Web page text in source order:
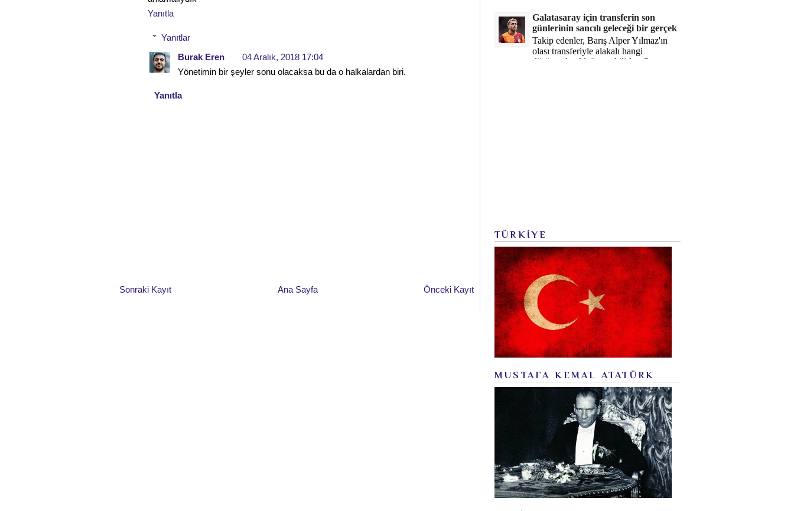
Yanıtla
Yanıtlar
Burak Eren
04 Aralık, 2018 17:04
Yönetimin bir şeyler sonu olacaksa bu da o halkalardan biri.
Yanıtla
Sonraki Kayıt Önceki Kayıt
Ana Sayfa
bir gerçek. Sane...
Galatasaray için transferin son
günlerinin sancılı geleceği bir gerçek
Takip edenler, Barış Alper Yılmaz'ın
olası transferiyle alakalı hangi
düşüncede olduğumu bilirler. O
TÜRKİYE
MUSTAFA KEMAL ATATÜRK